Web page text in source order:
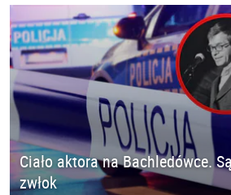
Ciało aktora na Bachledówce.
zwłok